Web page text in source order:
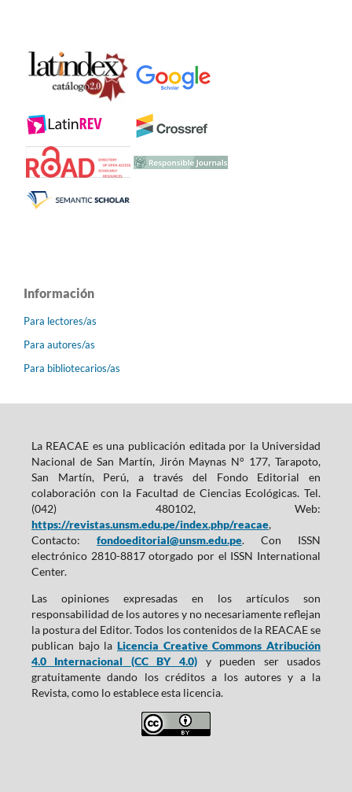
Información
Para lectores/as
Para autores/as
Para bibliotecarios/as
La REACAE es una publicación editada por la Universidad
Nacional de San Martín, Jirón Maynas N° 177, Tarapoto,
San Martín, Perú, a través del Fondo Editorial en
colaboración con la Facultad de Ciencias Ecológicas. Tel.
(042) 480102, Web:
https://revistas.unsm.edu.pe/index.php/reacae,
Contacto: fondoeditorial@unsm.edu.pe. Con ISSN
electrónico 2810-8817 otorgado por el ISSN International
Center.
Las opiniones expresadas en los artículos son
responsabilidad de los autores y no necesariamente reflejan
la postura del Editor. Todos los contenidos de la REACAE se
publican bajo la Licencia Creative Commons Atribución
4.0 Internacional (CC BY 4.0) y pueden ser usados
gratuitamente dando los créditos a los autores y a la
Revista, como lo establece esta licencia.